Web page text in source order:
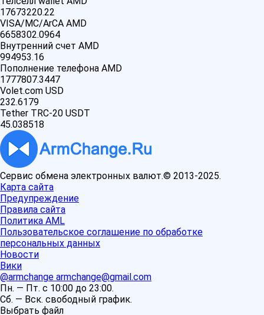
17673220.22
VISA/MC/ArCA AMD
6658302.0964
Внутренний счет AMD
994953.16
Пополнение телефона AMD
1777807.3447
Volet.com USD
232.6179
Tether TRC-20 USDT
45.038518
Сервис обмена электронных валют.© 2013-2025.
Карта сайта
Предупреждение
Правила сайта
Политика AML
Пользовательское соглашение по обработке
персональных данных
Новости
Вики
@armchange armchange@gmail.com
Пн. — Пт. с 10:00 до 23:00.
Сб. — Вск. свободный график.
Выбрать файл